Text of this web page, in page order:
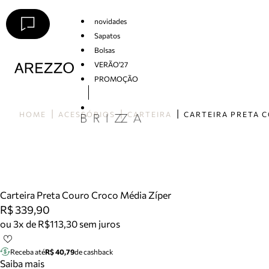
novidades
Sapatos
Bolsas
VERÃO'27
PROMOÇÃO
HOME ACESSÓRIOS CARTEIRA
Carteira Preta Couro Croco Média Zíper
R$ 339,90
ou 3x de R$113,30 sem juros
Receba atéR$ 40,79de cashback
Saiba mais